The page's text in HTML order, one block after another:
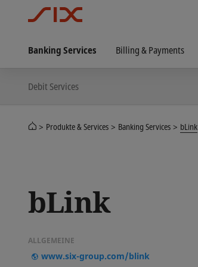
Banking Services Billing & Payments
Debit Services
Produkte & Services Banking Services bLink
bLink
ALLGEMEINE
www.six-group.com/blink